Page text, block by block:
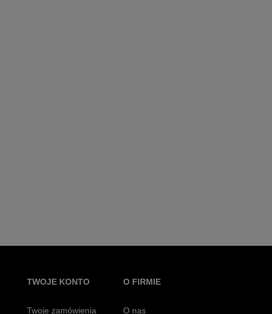
TWOJE KONTO
Twoje zamówienia
O FIRMIE
O nas